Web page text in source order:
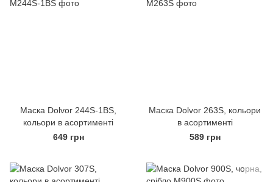
Маска Dolvor 244S-1BS,
кольори в асортименті
649 грн
Маска Dolvor 263S, кольори
в асортименті
589 грн